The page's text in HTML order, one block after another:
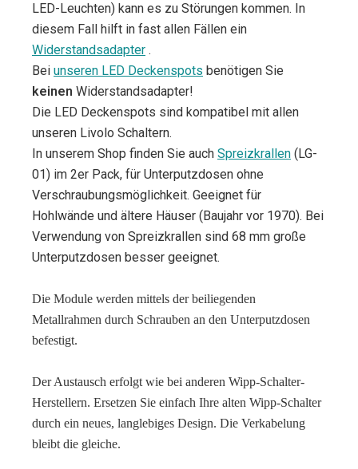
LED-Leuchten) kann es zu Störungen kommen. In
diesem Fall hilft in fast allen Fällen ein
Widerstandsadapter .
Bei unseren LED Deckenspots benötigen Sie
keinen Widerstandsadapter!
Die LED Deckenspots sind kompatibel mit allen
unseren Livolo Schaltern.
In unserem Shop finden Sie auch Spreizkrallen (LG-
01) im 2er Pack, für Unterputzdosen ohne
Verschraubungsmöglichkeit. Geeignet für
Hohlwände und ältere Häuser (Baujahr vor 1970). Bei
Verwendung von Spreizkrallen sind 68 mm große
Unterputzdosen besser geeignet.
Die Module werden mittels der beiliegenden
Metallrahmen durch Schrauben an den Unterputzdosen
befestigt.
Der Austausch erfolgt wie bei anderen Wipp-Schalter-
Herstellern. Ersetzen Sie einfach Ihre alten Wipp-Schalter
durch ein neues, langlebiges Design. Die Verkabelung
bleibt die gleiche.